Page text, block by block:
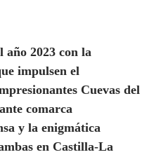
2023 con la
impulsen el
Cuevas del
comarca
y la enigmática
en Castilla-La